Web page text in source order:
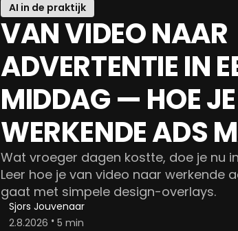
AI in de praktijk
VAN VIDEO NAAR
ADVERTENTIE IN
MIDDAG — HOE JE
WERKENDE ADS
Wat vroeger dagen kostte, doe je nu
Leer hoe je van video naar werkende
gaat met simpele design-overlays.
Sjors Jouvenaar
2.8.2026 • 5 min